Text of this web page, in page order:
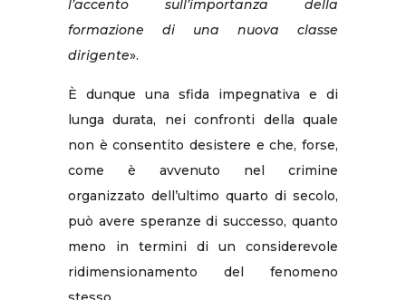
l’accento sull’importanza della
formazione di una nuova classe
dirigente».
È dunque una sfida impegnativa e di
lunga durata, nei confronti della quale
non è consentito desistere e che, forse,
come è avvenuto nel crimine
organizzato dell’ultimo quarto di secolo,
può avere speranze di successo, quanto
meno in termini di un considerevole
ridimensionamento del fenomeno